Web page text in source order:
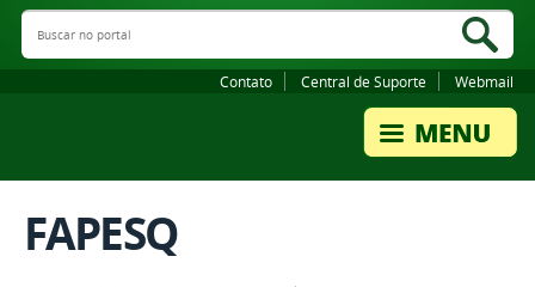
Buscar no portal
Contato Central de Suporte Webmail
FAPESQ